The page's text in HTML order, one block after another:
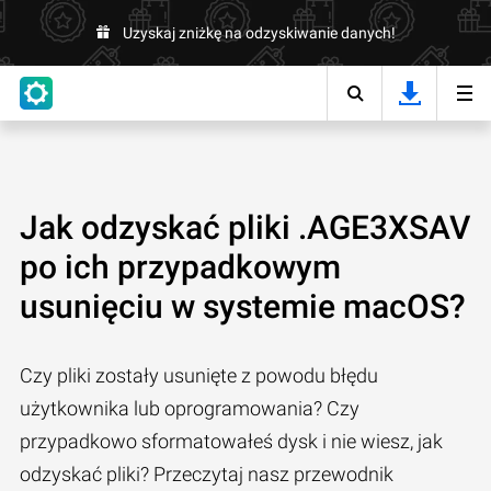
Uzyskaj zniżkę na odzyskiwanie danych!
Jak odzyskać pliki .AGE3XSAV
po ich przypadkowym
usunięciu w systemie macOS?
Czy pliki zostały usunięte z powodu błędu
użytkownika lub oprogramowania? Czy
przypadkowo sformatowałeś dysk i nie wiesz, jak
odzyskać pliki? Przeczytaj nasz przewodnik